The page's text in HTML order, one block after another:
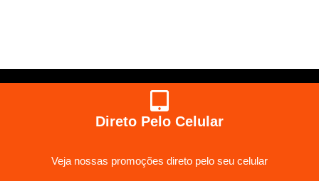
Direto Pelo Celular
Veja nossas promoções direto pelo seu celular